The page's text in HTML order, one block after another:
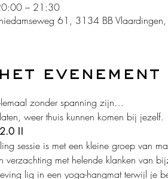
– 21:30
61, 3134 BB
evenement
zonder spanning zijn…
weer thuis kunnen komen bij jezelf.
!!
sessie is met een kleine groep van
verzachting met helende klanken van
lig in een yoga-hangmat terwijl je